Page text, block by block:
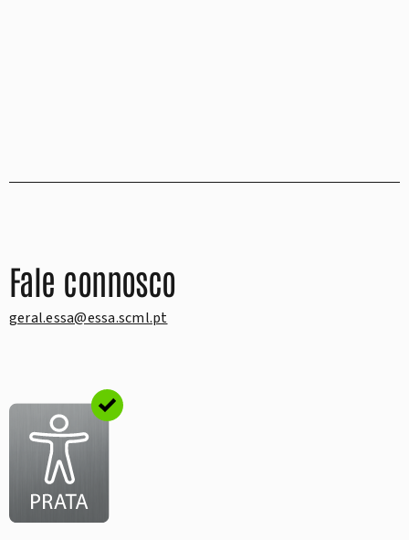
Fale connosco
geral.essa@essa.scml.pt